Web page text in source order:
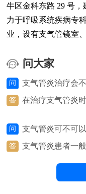
牛区金科东路 29 号
力于呼吸系统疾病专科医院。 医院诊疗科目
业，设有支气管镜室
心等科室与功能区域。 医院配备联影 64 排 16 层螺旋 CT、
联影数字放射成像系
统、呼出气一氧化氮
有呼吸与危重症医学
问大家
问 支气管炎治疗会
答
在治疗支气管炎
的，医生可能会
表现为支气管炎
嗽等症状。在这
都需要使用抗生
的，此时抗生素
问 支气管炎可不可
答
支气管炎患者一
维，有助于提供
过敏，或者夏威